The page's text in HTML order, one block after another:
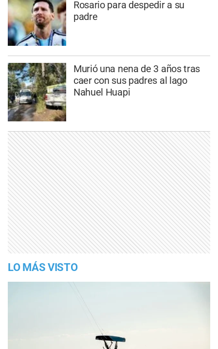
Rosario para despedir a su
padre
Murió una nena de 3 años tras
caer con sus padres al lago
Nahuel Huapi
LO MÁS VISTO